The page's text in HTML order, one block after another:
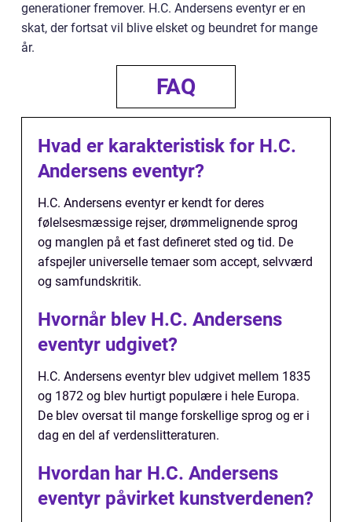
generationer fremover. H.C. Andersens eventyr er en
skat, der fortsat vil blive elsket og beundret for mange
år.
FAQ
Hvad er karakteristisk for H.C.
Andersens eventyr?
H.C. Andersens eventyr er kendt for deres
følelsesmæssige rejser, drømmelignende sprog
og manglen på et fast defineret sted og tid. De
afspejler universelle temaer som accept, selvværd
og samfundskritik.
Hvornår blev H.C. Andersens
eventyr udgivet?
H.C. Andersens eventyr blev udgivet mellem 1835
og 1872 og blev hurtigt populære i hele Europa.
De blev oversat til mange forskellige sprog og er i
dag en del af verdenslitteraturen.
Hvordan har H.C. Andersens
eventyr påvirket kunstverdenen?